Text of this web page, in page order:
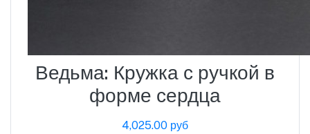
Ведьма: Кружка с ручкой в
​​форме сердца
4,025.00 руб